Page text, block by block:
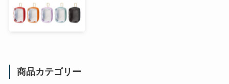
商品カテゴリー